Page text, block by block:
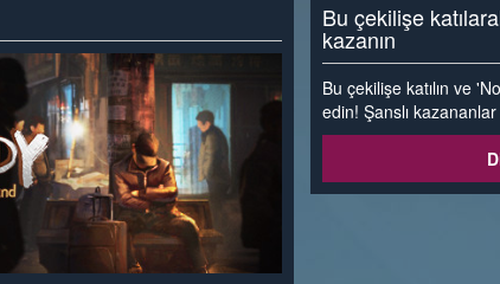
Bu çekilişe
kazanın
Bu çekilişe katılın ve
edin! Şanslı